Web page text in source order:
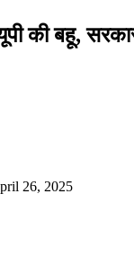
की बहू,
26, 2025